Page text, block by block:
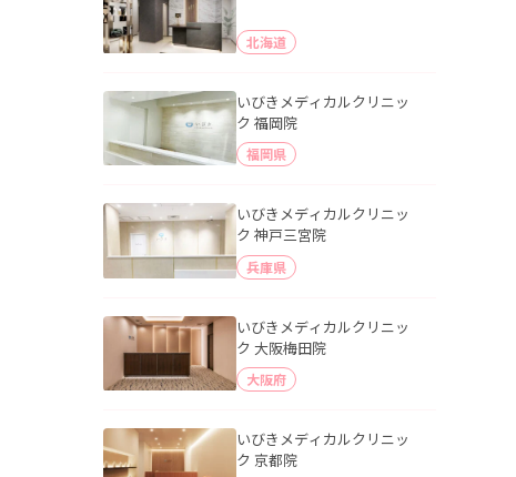
北海道
いびきメディカルクリニッ
ク 福岡院
福岡県
いびきメディカルクリニッ
ク 神戸三宮院
兵庫県
いびきメディカルクリニッ
ク 大阪梅田院
大阪府
いびきメディカルクリニッ
ク 京都院